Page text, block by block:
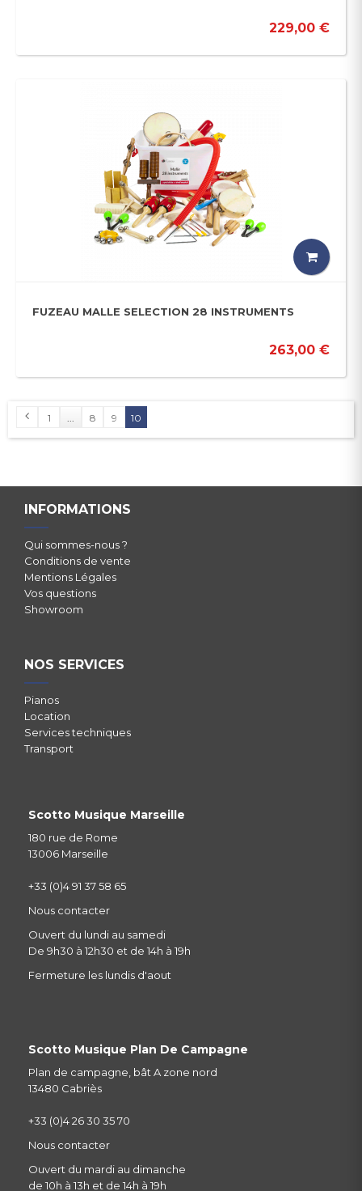
229,00 €
FUZEAU MALLE SELECTION 28 INSTRUMENTS
263,00 €
1 8 9 10
INFORMATIONS
Qui sommes-nous ?
Conditions de vente
Mentions Légales
Vos questions
Showroom
NOS SERVICES
Pianos
Location
Services techniques
Transport
Scotto Musique Marseille
180 rue de Rome
13006 Marseille
+33 (0)4 91 37 58 65
Nous contacter
Ouvert du lundi au samedi
De 9h30 à 12h30 et de 14h à 19h
Fermeture les lundis d'aout
Scotto Musique Plan De Campagne
Plan de campagne, bât A zone nord
13480 Cabriès
+33 (0)4 26 30 35 70
Nous contacter
Ouvert du mardi au dimanche
de 10h à 13h et de 14h à 19h